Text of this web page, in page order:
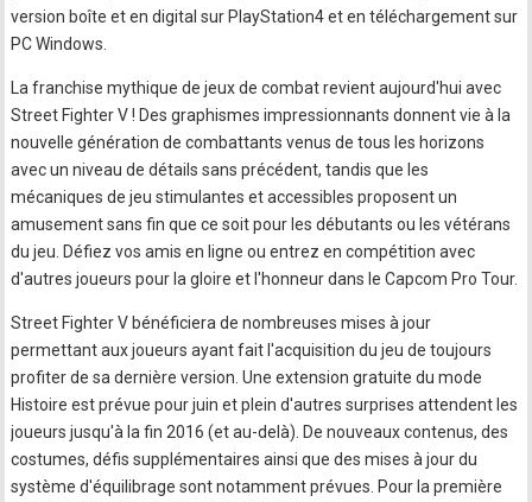
version boîte et en digital sur PlayStation4 et en téléchargement sur
PC Windows.
La franchise mythique de jeux de combat revient aujourd'hui avec
Street Fighter V ! Des graphismes impressionnants donnent vie à la
nouvelle génération de combattants venus de tous les horizons
avec un niveau de détails sans précédent, tandis que les
mécaniques de jeu stimulantes et accessibles proposent un
amusement sans fin que ce soit pour les débutants ou les vétérans
du jeu. Défiez vos amis en ligne ou entrez en compétition avec
d'autres joueurs pour la gloire et l'honneur dans le Capcom Pro Tour.
Street Fighter V bénéficiera de nombreuses mises à jour
permettant aux joueurs ayant fait l'acquisition du jeu de toujours
profiter de sa dernière version. Une extension gratuite du mode
Histoire est prévue pour juin et plein d'autres surprises attendent les
joueurs jusqu'à la fin 2016 (et au-delà). De nouveaux contenus, des
costumes, défis supplémentaires ainsi que des mises à jour du
système d'équilibrage sont notamment prévues. Pour la première